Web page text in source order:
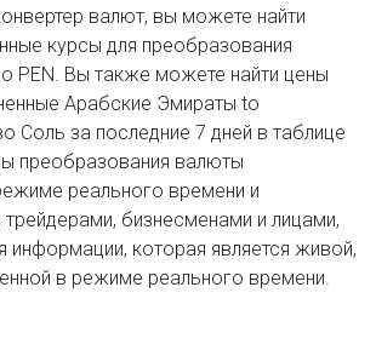
валют, вы можете найти
курсы для преобразования
PEN. Вы также можете найти цены
Арабские Эмираты to
Соль за последние 7 дней в таблице
преобразования валюты
реального времени и
бизнесменами и лицами,
информации, которая является живой,
в режиме реального времени.